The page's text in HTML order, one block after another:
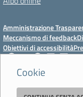
Cookie
Amministrazione
Meccanismo di feedback
Obiettivi di accessibilità
Istituto Professionale